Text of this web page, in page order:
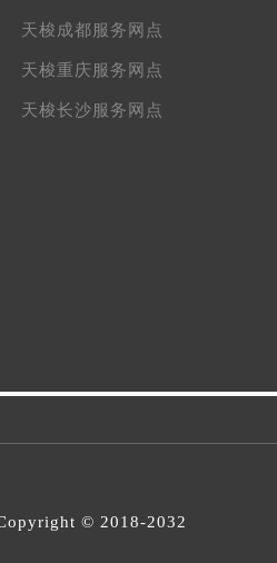
天梭成都服务网点
天梭重庆服务网点
天梭长沙服务网点
© 2018-2032